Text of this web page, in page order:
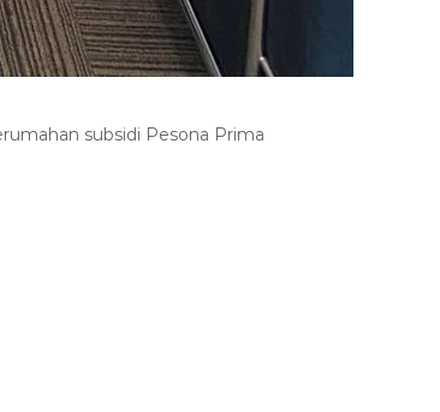
subsidi Pesona Prima